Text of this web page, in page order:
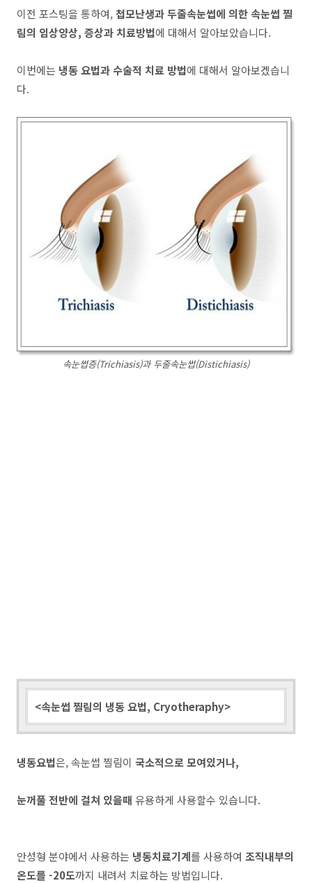
이전 포스팅을 통하여,첩모난생과 두줄속눈썹에 의한 속눈썹 찔
림의 임상양상, 증상과 치료방법에 대해서 알아보았습니다.
이번에는 냉동 요법과 수술적 치료 방법에 대해서 알아보겠습니
다.
속눈썹증(Trichiasis)과 두줄속눈썹(Distichiasis)
<속눈썹 찔림의 냉동 요법, Cryotheraphy>
냉동요법은, 속눈썹 찔림이 국소적으로 모여있거나,
눈꺼풀 전반에 걸쳐 있을때 유용하게 사용할수 있습니다.
안성형 분야에서 사용하는 냉동치료기계를 사용하여 조직내부의
온도를 -20도까지 내려서 치료하는 방법입니다.